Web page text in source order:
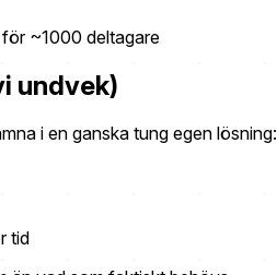
~1000 deltagare
undvek)
i en ganska tung egen lösning:
tid